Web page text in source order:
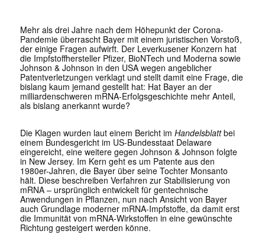
Mehr als drei Jahre nach dem Höhepunkt der Corona-
Pandemie überrascht Bayer mit einem juristischen Vorstoß,
der einige Fragen aufwirft. Der Leverkusener Konzern hat
die Impfstoffhersteller Pfizer, BioNTech und Moderna sowie
Johnson & Johnson in den USA wegen angeblicher
Patentverletzungen verklagt und stellt damit eine Frage, die
bislang kaum jemand gestellt hat: Hat Bayer an der
milliardenschweren mRNA-Erfolgsgeschichte mehr Anteil,
als bislang anerkannt wurde?
Die Klagen wurden laut einem Bericht im Handelsblattbei
einem Bundesgericht im US-Bundesstaat Delaware
eingereicht, eine weitere gegen Johnson & Johnson folgte
in New Jersey. Im Kern geht es um Patente aus den
1980er-Jahren, die Bayer über seine Tochter Monsanto
hält. Diese beschreiben Verfahren zur Stabilisierung von
mRNA – ursprünglich entwickelt für gentechnische
Anwendungen in Pflanzen, nun nach Ansicht von Bayer
auch Grundlage moderner mRNA-Impfstoffe, da damit erst
die Immunität von mRNA-Wirkstoffen in eine gewünschte
Richtung gesteigert werden könne.